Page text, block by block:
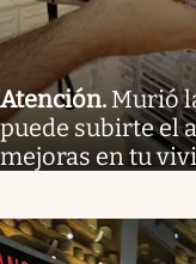
Atención. Murió
puede subirte el
mejoras en tu